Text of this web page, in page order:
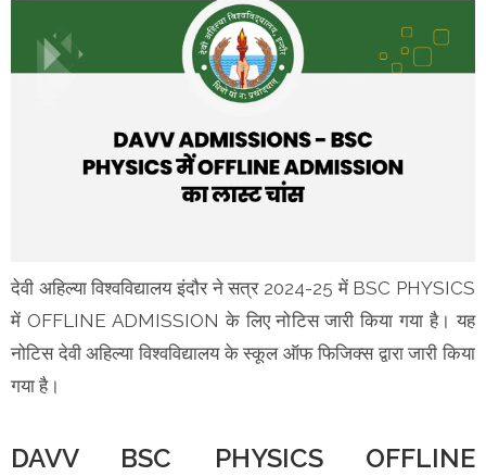
देवी अहिल्या विश्वविद्यालय इंदौर ने सत्र 2024-25 में BSC PHYSICS
में OFFLINE ADMISSION के लिए नोटिस जारी किया गया है। यह
नोटिस देवी अहिल्या विश्वविद्यालय के स्कूल ऑफ फिजिक्स द्वारा जारी किया
गया है।
DAVV BSC PHYSICS OFFLINE